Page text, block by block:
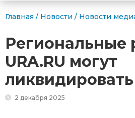
Главная / Новости / Новости
Региональные
URA.RU могут
ликвидировать
2 декабря 2025